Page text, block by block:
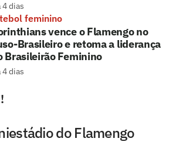
4 dias
feminino
vence o Flamengo no
Brasileiro e retoma a liderança
Brasileirão Feminino
4 dias
do Flamengo